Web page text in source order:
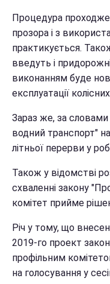
Процедура
прозора і з
практикується.
введуть і
виконанням буде
експлуатації
Зараз же, за словами
водний транспорт"
літньої перерви у
Також у відомстві
схваленні закону
комітет прийме
Річ у тому, що
2019-го проект
профільним
на голосування у